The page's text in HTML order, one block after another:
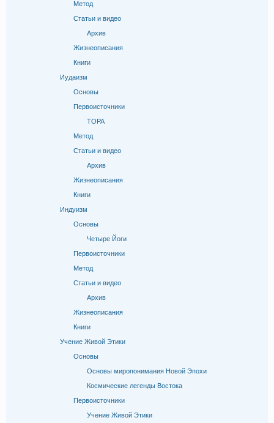
Метод
Статьи и видео
Архив
Жизнеописания
Книги
Иудаизм
Основы
Первоисточники
ТОРА
Метод
Статьи и видео
Архив
Жизнеописания
Книги
Индуизм
Основы
Четыре Йоги
Первоисточники
Метод
Статьи и видео
Архив
Жизнеописания
Книги
Учение Живой Этики
Основы
Основы миропонимания Новой Эпохи
Космические легенды Востока
Первоисточники
Учение Живой Этики